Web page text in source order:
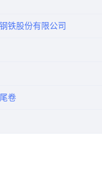
铁股份有限公司
卷